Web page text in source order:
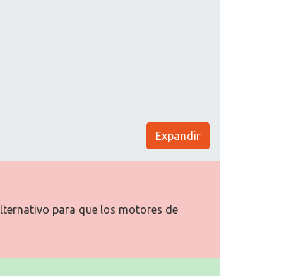
Expandir
para que los motores de